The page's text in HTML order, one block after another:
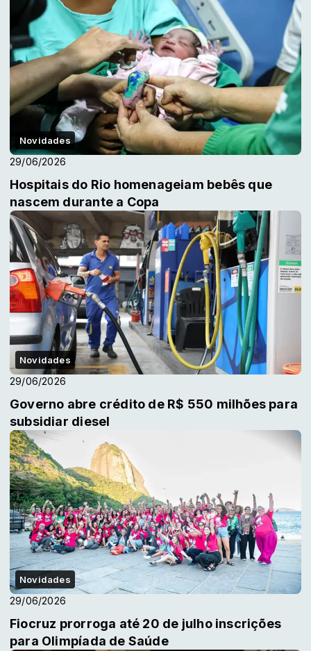
Novidades
29/06/2026
Hospitais do Rio homenageiam bebês que
nascem durante a Copa
Novidades
29/06/2026
Governo abre crédito de R$ 550 milhões para
subsidiar diesel
Novidades
29/06/2026
Fiocruz prorroga até 20 de julho inscrições
para Olimpíada de Saúde